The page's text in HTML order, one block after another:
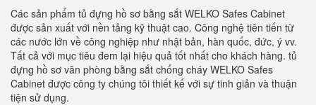
Các sản phẩm tủ đựng hồ sơ bằng sắt WELKO Safes Cabinet
được sản xuất với nền tảng kỹ thuật cao. Công nghệ tiên tiến từ
các nước lớn về công nghiệp như nhật bản, hàn quốc, đức, ý vv.
Tất cả với mục tiêu đem lại hiệu quả tốt nhất cho khách hàng. tủ
đựng hồ sơ văn phòng bằng sắt chống cháy WELKO Safes
Cabinet được công ty chúng tôi thiết kế với sự tinh giản và thuận
tiện sử dụng.